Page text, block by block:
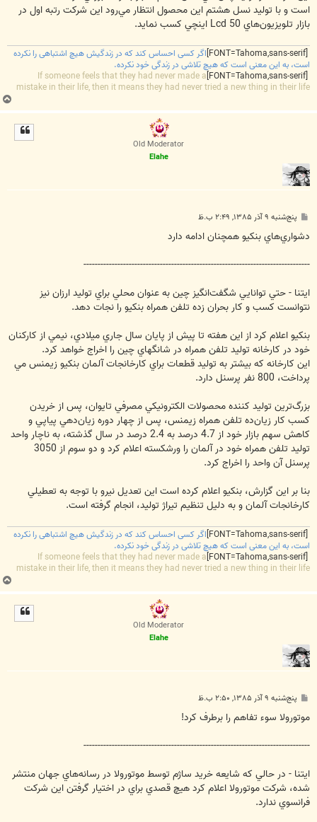
است و با توليد نسل هشتم اين محصول انتظار مي‌‏رود اين شركت رتبه اول در
بازار تلويزيون‌‏هاي Lcd 50 اينچي كسب نمايد.
اگر کسی احساس کند که در زندگیش هیچ اشتباهی را نکرده
است، به این معنی است که هیچ تلاشی در زندگی خود نکرده.
If someone feels that they had never made a
mistake in their life, then it means they had never tried a new thing in their life
ب
ا
Old Moderator
Elahe
پ
ت
پنج‌شنبه ۹ آذر ۱۳۸۵, ۲:۴۹ ب.ظ
دشواري‌هاي بنكيو همچنان ادامه دارد
--------------------------------------------------------------------------------
ايتنا - حتي توانايي شگفت‌انگيز چين به عنوان محلي براي توليد ارزان نيز
نتوانست كسب و كار بحران زده تلفن همراه بنكيو را نجات دهد.
بنكيو اعلام كرد از اين هفته تا پيش از پايان سال جاري ميلادي، نيمي از كاركنان
خود در كارخانه توليد تلفن همراه در شانگهاي چين را اخراج خواهد كرد.
اين كارخانه كه بيشتر به توليد قطعات براي كارخانجات آلمان بنكيو زيمنس مي
پرداخت، 800 نفر پرسنل دارد.
بزرگ‌ترين توليد كننده محصولات الكترونيكي مصرفي تايوان، پس از خريدن
كسب كار زيان‌ده تلفن همراه زيمنس، پس از چهار دوره زيان‌دهي پياپي و
كاهش سهم بازار خود از 4.7 درصد به 2.4 درصد در سال گذشته، به ناچار واحد
توليد تلفن همراه خود در آلمان را ورشكسته اعلام كرد و دو سوم از 3050
پرسنل آن واحد را اخراج كرد.
بنا بر اين گزارش، بنكيو اعلام كرده است اين تعديل نيرو با توجه به تعطيلي
كارخانجات آلمان و به دليل تنظيم تيراژ توليد، انجام گرفته است.
اگر کسی احساس کند که در زندگیش هیچ اشتباهی را نکرده
است، به این معنی است که هیچ تلاشی در زندگی خود نکرده.
If someone feels that they had never made a
mistake in their life, then it means they had never tried a new thing in their life
ب
ا
Old Moderator
Elahe
پ
ت
پنج‌شنبه ۹ آذر ۱۳۸۵, ۲:۵۰ ب.ظ
موتورولا سوء تفاهم را برطرف كرد!
--------------------------------------------------------------------------------
ايتنا - در حالي كه شايعه خريد ساژم توسط موتورولا در رسانه‌هاي جهان منتشر
شده، شركت موتورولا اعلام كرد هيچ قصدي براي در اختيار گرفتن اين شركت
فرانسوي ندارد.